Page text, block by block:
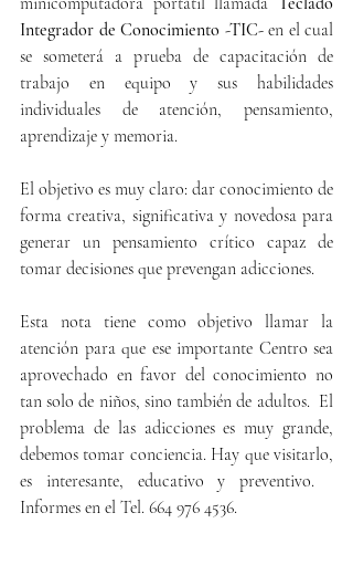
Integrador de Conocimiento -TIC- en el cual
se someterá a prueba de capacitación de
trabajo en equipo y sus habilidades
individuales de atención, pensamiento,
aprendizaje y memoria.
El objetivo es muy claro: dar conocimiento de
forma creativa, significativa y novedosa para
generar un pensamiento crítico capaz de
tomar decisiones que prevengan adicciones.
Esta nota tiene como objetivo llamar la
atención para que ese importante Centro sea
aprovechado en favor del conocimiento no
tan solo de niños, sino también de adultos.  El
problema de las adicciones es muy grande,
debemos tomar conciencia. Hay que visitarlo,
es interesante, educativo y preventivo.
Informes en el Tel. 664 976 4536.